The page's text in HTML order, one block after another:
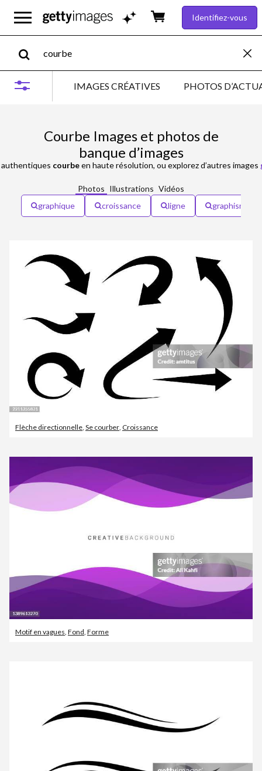
Identifiez-vous
IMAGES CRÉATIVES PHOTOS
Courbe Images et photos de
banque d’images
authentiques courbeen haute résolution, ou explorez d’autres images
Photos Illustrations Vidéos
graphique
croissance ligne graphisme
Flèche directionnelle, Se courber, Croissance
Motif en vagues Fond Forme